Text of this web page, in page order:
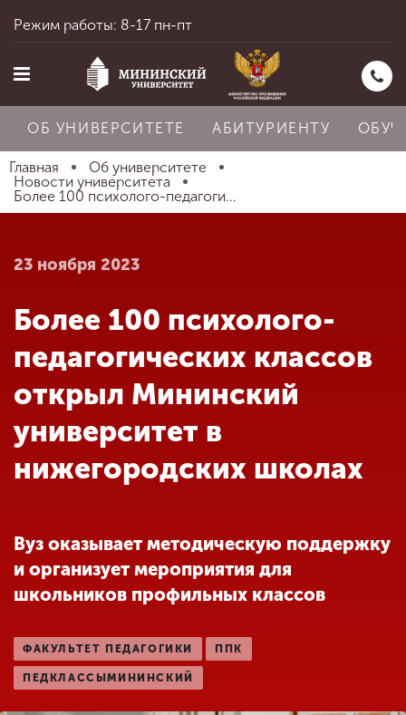
Главная
Абитуриенту
Обучение
Наука
Международная
деятельность
деятельности
Режим работы: 8-17 пн-пт
ОБ УНИВЕРСИТЕТЕ АБИТУРИЕНТУ
Главная
Об университете
Новости университета
Более 100 психолого-педагоги...
23 ноября 2023
Более 100 психолого-
педагогических классов
открыл Мининский
университет в
нижегородских школах
Вуз оказывает методическую поддержку
и организует мероприятия для
школьников профильных классов
ФАКУЛЬТЕТ ПЕДАГОГИКИ ППК
ПЕДКЛАССЫМИНИНСКИЙ